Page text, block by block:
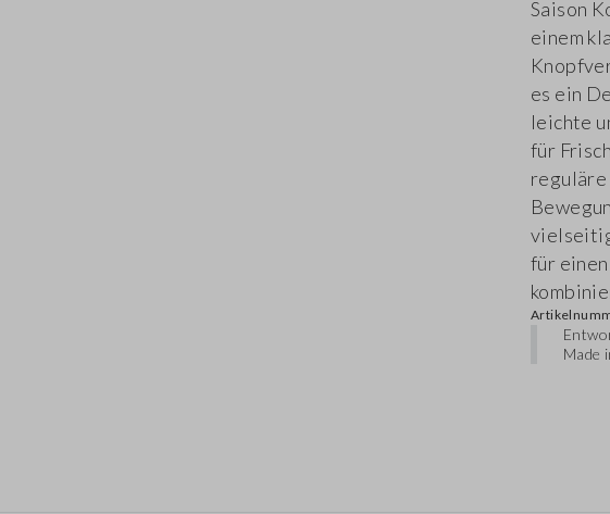
Saison
einem
es ein
leichte
für
für
Made